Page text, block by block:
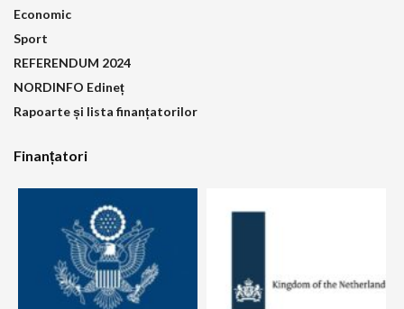
Economic
Sport
REFERENDUM 2024
NORDINFO Edineț
Rapoarte și lista finanțatorilor
Finanțatori